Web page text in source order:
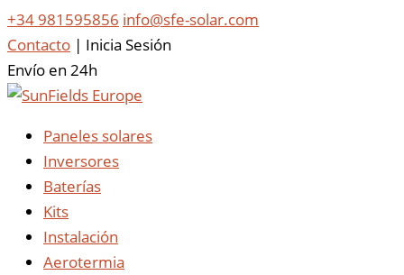
+34 981595856 info@sfe-solar.com
Contacto | Inicia Sesión
Envío en 24h
Paneles solares
Inversores
Baterías
Kits
Instalación
Aerotermia